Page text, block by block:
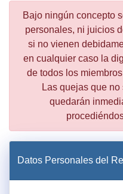
Bajo ningún concepto
personales, ni juicios
si no vienen
en cualquier caso la
de todos los
Las quejas que
quedarán
Datos Personales del